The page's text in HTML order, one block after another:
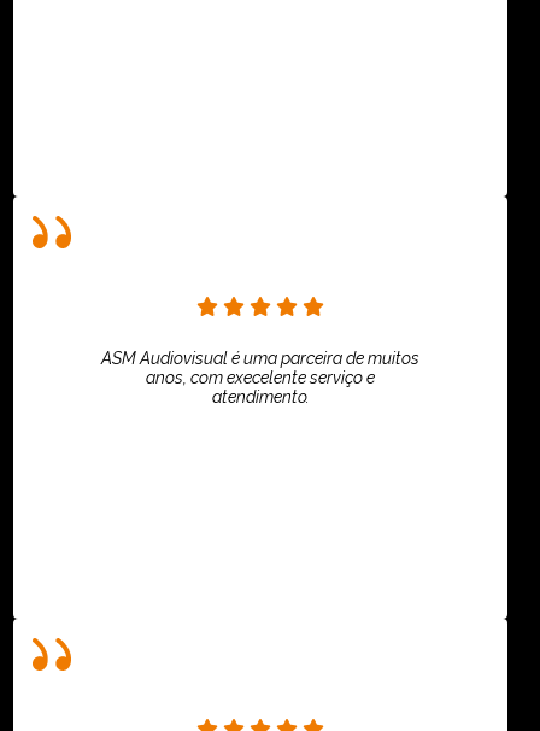
ASM Audiovisual é uma parceira de muitos
anos, com execelente serviço e
atendimento.